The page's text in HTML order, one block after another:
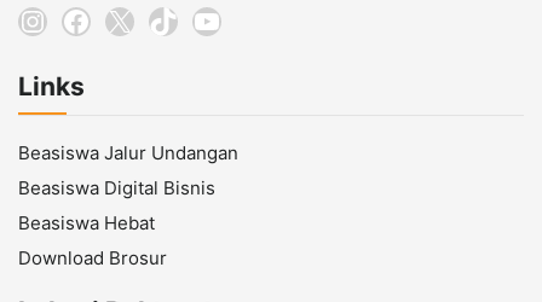
Instagram
Facebook
X TikTokYouTube
Links
Beasiswa Jalur Undangan
Beasiswa Digital Bisnis
Beasiswa Hebat
Download Brosur